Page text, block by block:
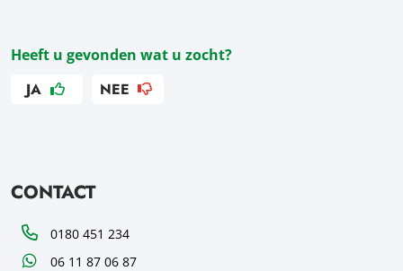
Heeft u gevonden wat u zocht?
JA NEE
CONTACT
Telefoon0180 451 234
WhatsApp06 11 87 06 87